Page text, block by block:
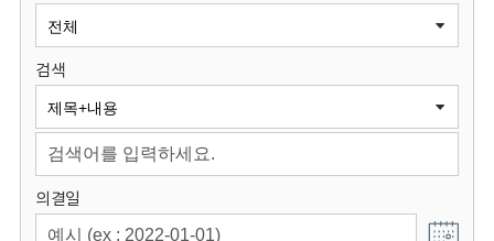
원
회
검색
의결일